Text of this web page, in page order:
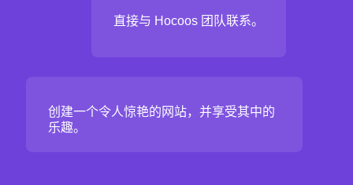
直接与 Hocoos 团队联系。
创建一个令人惊艳的网站，并享受其中的
乐趣。